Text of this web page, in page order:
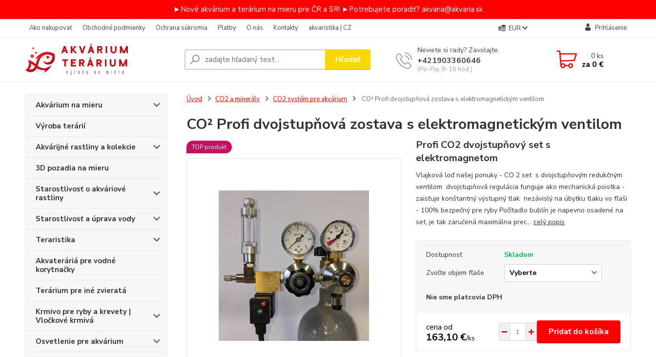
►Nové akvárium a terárium na mieru pre ČR a SR! ►Potrebujete poradiť? akvaria@akvaria.sk
Ako nakupovať Obchodné podmienky Ochrana súkromia Platby O nás Kontakty akvaristika | CZ EUR Prihlásenie
Hľadať
Neviete si rady? Zavolajte.
+421903360646
(Po-Pia, 8-16 hod.)
0ks
za 0 €
Akvárium na mieru
Výroba terárií
Akvárijné rastliny a kolekcie
3D pozadia na mieru
Starostlivosť o akváriové
rastliny
Starostlivosť a úprava vody
Teraristika
Akvateráriá pre vodné
korytnačky
Terárium pre iné zvieratá
Krmivo pre ryby a krevety |
Vločkové krmivá
Osvetlenie pre akvárium
Úvod CO2 a minerály CO2 systém pre akvárium CO² Profi dvojstupňová zostava s elektromagnetickým ventilom
CO² Profi dvojstupňová zostava s elektromagnetickým ventilom
TOP produkt
Profi CO2 dvojstupňový set s
elektromagnetom
Vlajková loď našej ponuky - CO 2 set s dvojstupňovým redukčným
ventilom dvojstupňová regulácia funguje ako mechanická poistka -
zaisťuje konštantný výstupný tlak nezávislý na úbytku tlaku vo fľaši
- 100% bezpečný pre ryby Počítadlo bublín je napevno osadené na
set, je tak zaručená maximálna prec... celý popis
Dostupnosť
Skladom
Zvoľte objem fľaše
Nie sme platcovia DPH
cena od
163,10 €/ks
Pridať do košíka